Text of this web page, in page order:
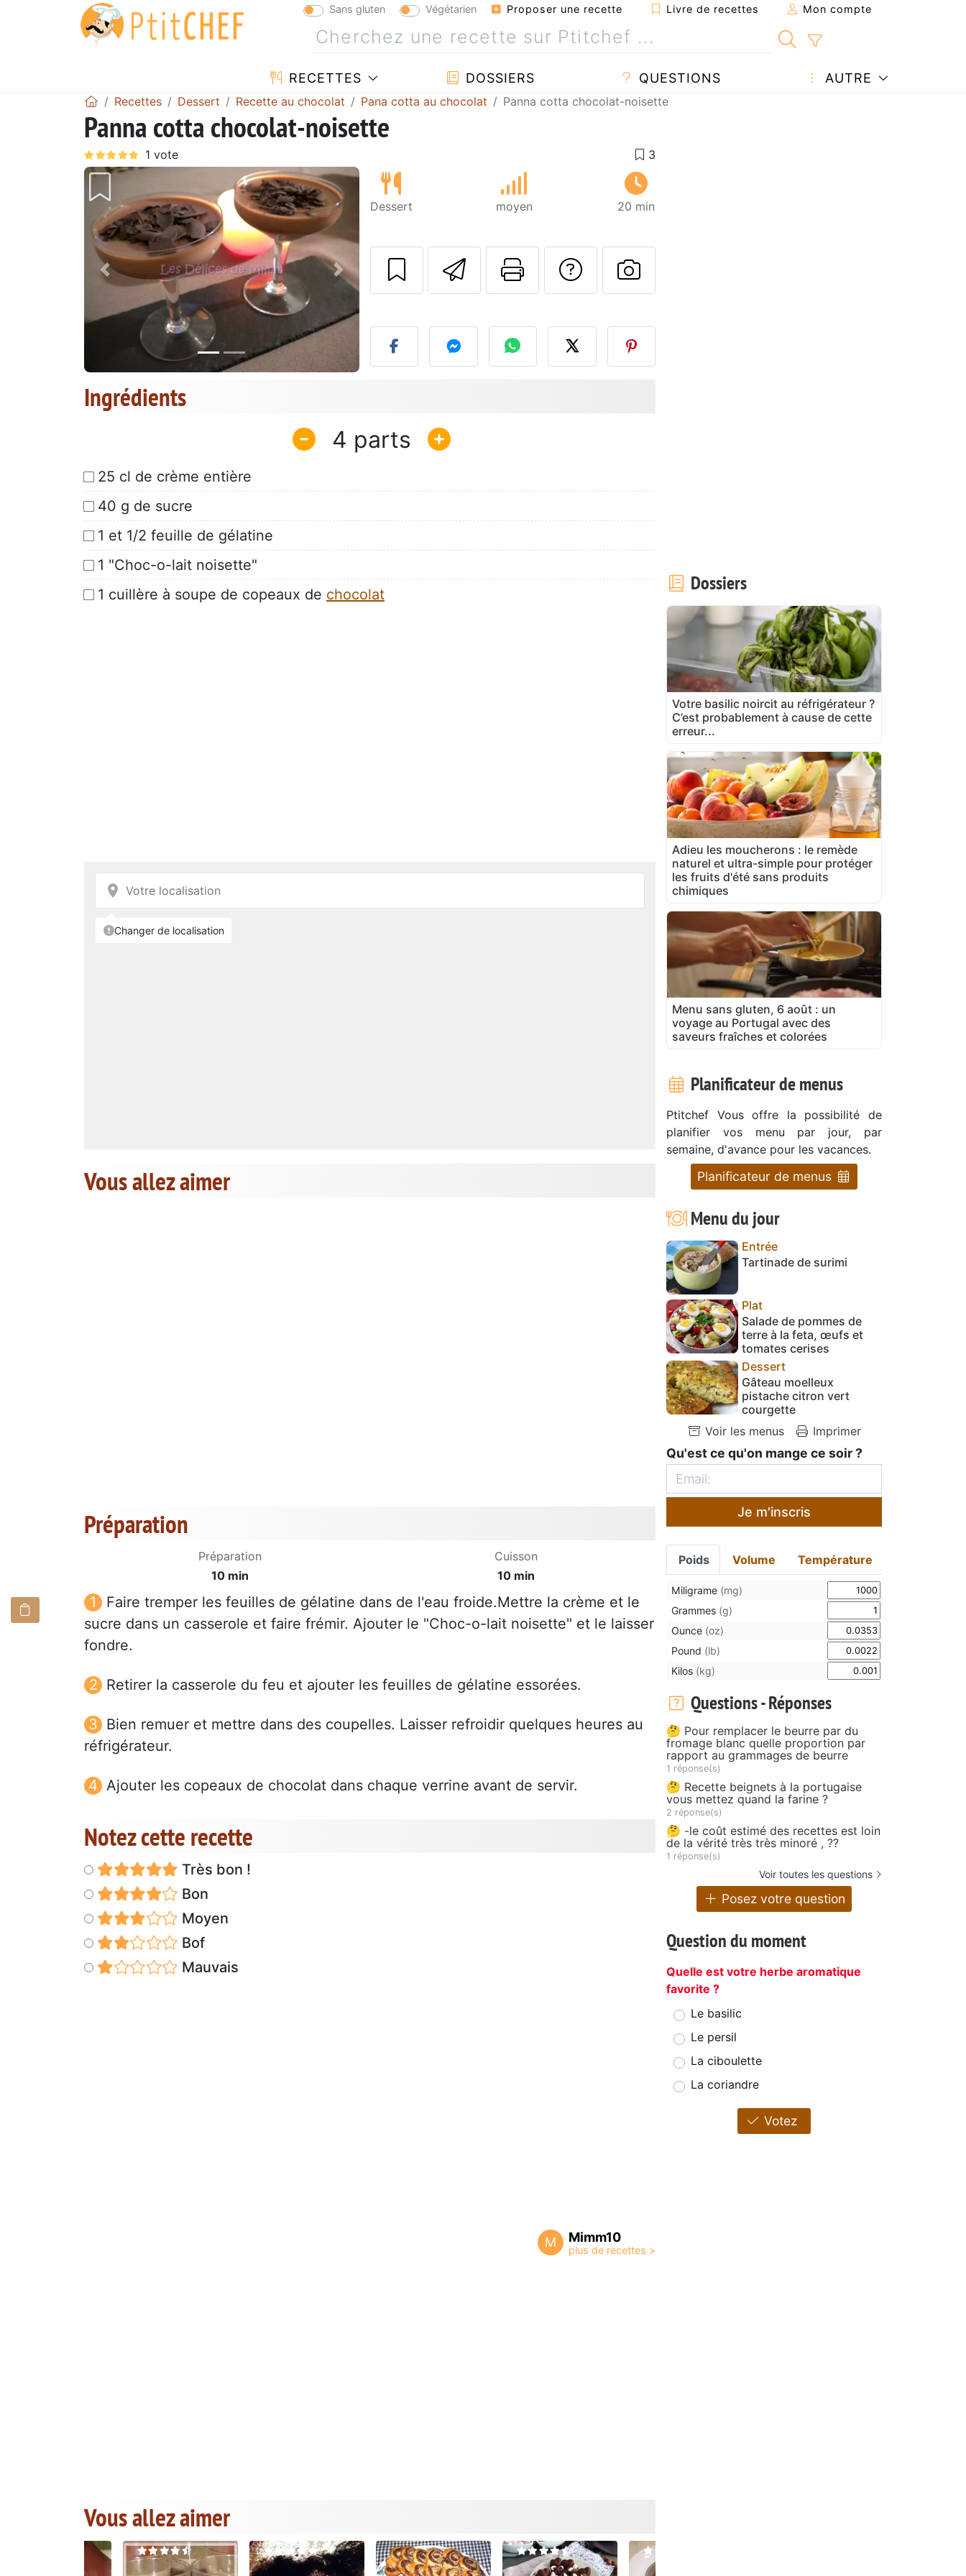
Sans gluten Végétarien Proposer une recette Livre de recettes Mon compte
RECETTES DOSSIERS QUESTIONS AUTRE
Recettes Dessert Recette au chocolat Pana cotta au chocolat Panna cotta chocolat-noisette
Panna cotta chocolat-noisette
Précédent Suivant
Dessert moyen 20 min
Envoyer cette recette à un ami
Imprimer cette page
Poser une question à l'auteur
Publier votre photo de cette
Ingrédients
4
25 cl de crème entière
40 g de sucre
1 et 1/2 feuille de gélatine
1 "Choc-o-lait noisette"
1 cuillère à soupe de copeaux de chocolat
Vous allez aimer
Préparation
Préparation
10 min
Cuisson
10 min
Faire tremper les feuilles de gélatine dans de l'eau froide.Mettre la crème et le
sucre dans un casserole et faire frémir. Ajouter le "Choc-o-lait noisette" et le laisser
fondre.
Retirer la casserole du feu et ajouter les feuilles de gélatine essorées.
Bien remuer et mettre dans des coupelles. Laisser refroidir quelques heures au
réfrigérateur.
Ajouter les copeaux de chocolat dans chaque verrine avant de servir.
Notez cette recette
Très bon !
Bon
Moyen
Bof
Mauvais
M Mimm10
Vous allez aimer
Dossiers
Votre basilic noircit au réfrigérateur ?
C’est probablement à cause de cette
erreur...
Adieu les moucherons : le remède
naturel et ultra-simple pour protéger
les fruits d'été sans produits
chimiques
Menu sans gluten, 6 août : un
voyage au Portugal avec des
saveurs fraîches et colorées
Planificateur de menus
Ptitchef Vous offre la possibilité de
planifier vos menu par jour, par
semaine, d'avance pour les vacances.
Planificateur de menus
Menu du jour
Entrée
Tartinade de surimi
Plat
Salade de pommes de
terre à la feta, œufs et
tomates cerises
Dessert
Gâteau moelleux
pistache citron vert
courgette
Voir les menus
Imprimer
Qu'est ce qu'on mange ce soir ?
Je m'inscris
Poids Volume Température
Miligrame (mg)
Grammes (g)
Ounce (oz)
Pound (lb)
Kilos (kg)
Questions - Réponses
🤔 Pour remplacer le beurre par du
fromage blanc quelle proportion par
rapport au grammages de beurre
1 réponse(s)
🤔 Recette beignets à la portugaise
vous mettez quand la farine ?
2 réponse(s)
🤔 -le coût estimé des recettes est loin
de la vérité très très minoré , ??
1 réponse(s)
Voir toutes les questions
Posez votre question
Question du moment
Quelle est votre herbe aromatique
favorite ?
Le basilic
Le persil
La ciboulette
La coriandre
Votez